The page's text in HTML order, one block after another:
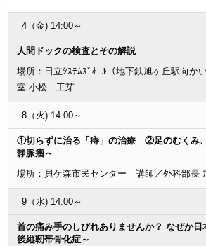
4（金) 14:00～
人間ドックの検査とその解説
場所：日立ｼｽﾃﾑｽﾞﾎｰﾙ（地下鉄旭ヶ丘駅向
室 小松 工芽
8（火) 14:00～
①切らずに治る「痔」の治療 ②足のむくみ
静脈瘤～
場所：貝ケ森市民センター 講師／外科部
9（水) 14:00～
首の痛み手のしびれありませんか？ なぜか
後縦靭帯骨化症～